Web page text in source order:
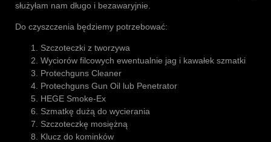
służyłam nam długo i bezawaryjnie.
Do czyszczenia będziemy potrzebować:
Szczoteczki z tworzywa
Wyciorów filcowych ewentualnie jag i kawałek szmatki
Protechguns Cleaner
Protechguns Gun Oil lub Penetrator
HEGE Smoke-Ex
Szmatkę dużą do wycierania
Szczoteczkę mosiężną
Klucz do kominków